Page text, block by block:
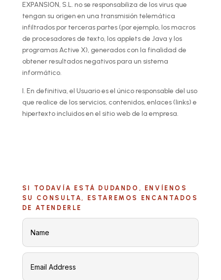
EXPANSION, S.L. no se responsabiliza de los virus que
tengan su origen en una transmisión telemática
infiltrados por terceras partes (por ejemplo, los macros
de procesadores de texto, los applets de Java y los
programas Active X), generados con la finalidad de
obtener resultados negativos para un sistema
informático.
I. En definitiva, el Usuario es el único responsable del uso
que realice de los servicios, contenidos, enlaces (links) e
hipertexto incluidos en el sitio web de la empresa.
SI TODAVÍA ESTÁ DUDANDO, ENVÍENOS
SU CONSULTA, ESTAREMOS ENCANTADOS
DE ATENDERLE